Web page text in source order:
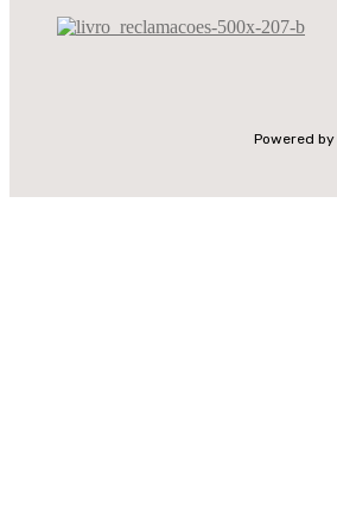
Powered by